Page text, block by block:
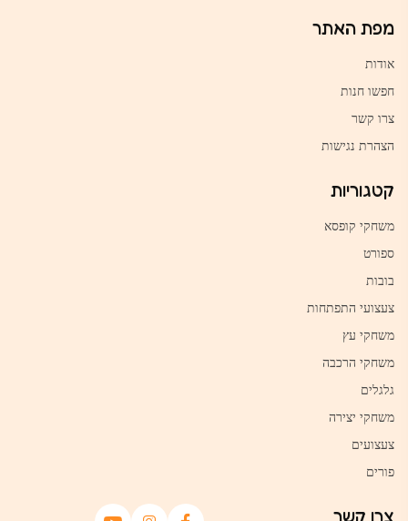
מפת האתר
אודות
חפשו חנות
צרו קשר
הצהרת נגישות
קטגוריות
משחקי קופסא
ספורט
בובות
צעצועי התפתחות
משחקי עץ
משחקי הרכבה
גלגלים
משחקי יצירה
צעצועים
פורים
צרו קשר